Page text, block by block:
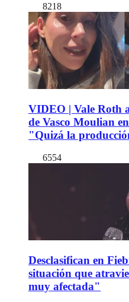
8218
VIDEO | Vale Roth
de Vasco Moulian
"Quizá la
6554
Desclasifican en
situación que
muy afectada"